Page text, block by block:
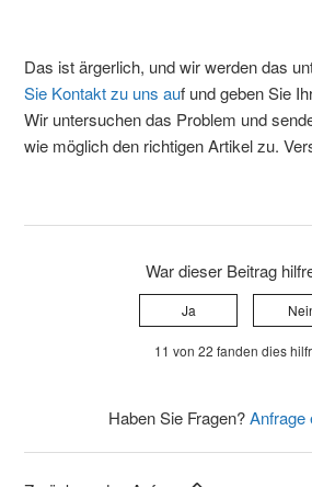
Das ist ärgerlich, und wir werden das
Sie Kontakt zu uns auf und geben Sie
Wir untersuchen das Problem und
wie möglich den richtigen Artikel zu.
War dieser Beitrag
Ja
11 von 22 fanden dies
Haben Sie Fragen?Anfrage